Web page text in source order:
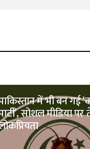
में भी बन गई
सोशल मीडिया